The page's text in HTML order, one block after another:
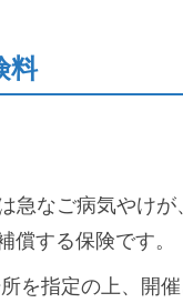
料
急なご病気やけ
償する保険です。
を指定の上、開